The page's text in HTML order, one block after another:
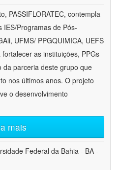
PASSIFLORATEC, contempla
Programas de Pós-
UFMS/ PPGQUIMICA, UEFS
as instituições, PPGs
da parceria deste grupo que
nos últimos anos. O projeto
o desenvolvimento
mais
Federal da Bahia - BA -